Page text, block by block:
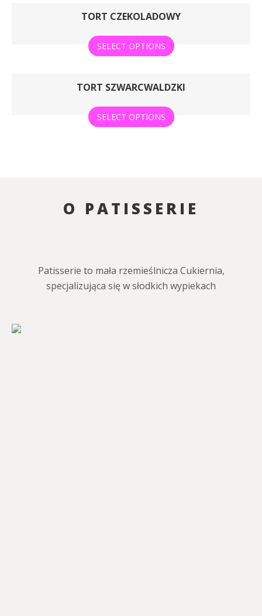
TORT CZEKOLADOWY
SELECT OPTIONS
TORT SZWARCWALDZKI
SELECT OPTIONS
O PATISSERIE
Patisserie to mała rzemieślnicza Cukiernia,
specjalizująca się w słodkich wypiekach